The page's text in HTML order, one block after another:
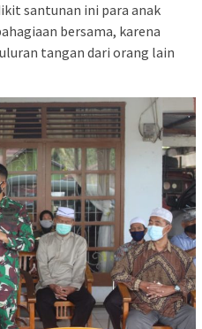
santunan ini para anak
bersama, karena
tangan dari orang lain